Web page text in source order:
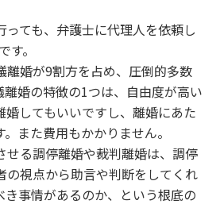
っても、弁護士に代理人を依頼し
。
離婚が9割方を占め、圧倒的多数
離婚の特徴の1つは、自由度が高い
婚してもいいですし、離婚にあた
また費用もかかりません。
せる調停離婚や裁判離婚は、調停
の視点から助言や判断をしてくれ
き事情があるのか、という根底の